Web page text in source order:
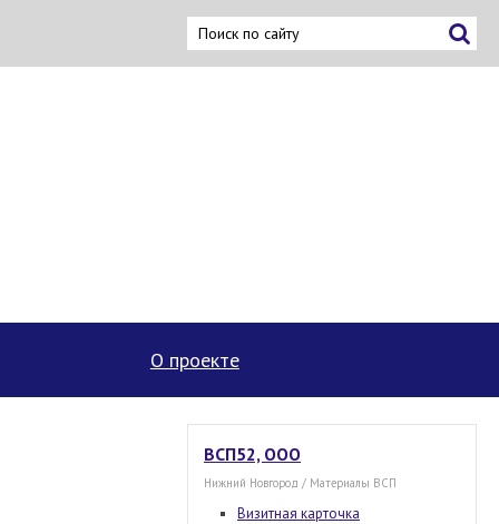
О проекте
ВСП52, ООО
Нижний Новгород / Материалы ВСП
Визитная карточка